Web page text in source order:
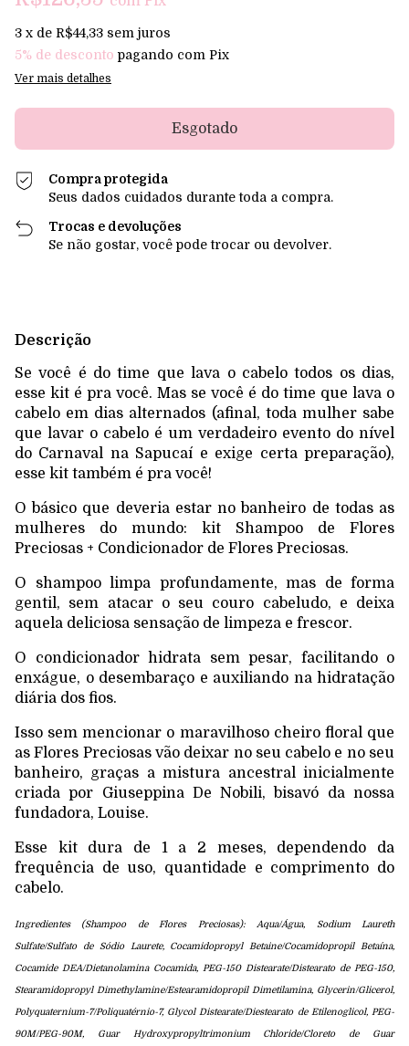
3 x de R$44,33 sem juros
5% de desconto pagando com Pix
Ver mais detalhes
Compra protegida
Seus dados cuidados durante toda a compra.
Trocas e devoluções
Se não gostar, você pode trocar ou devolver.
Descrição
Se você é do time que lava o cabelo todos os dias,
esse kit é pra você. Mas se você é do time que lava o
cabelo em dias alternados (afinal, toda mulher sabe
que lavar o cabelo é um verdadeiro evento do nível
do Carnaval na Sapucaí e exige certa preparação),
esse kit também é pra você!
O básico que deveria estar no banheiro de todas as
mulheres do mundo: kit Shampoo de Flores
Preciosas + Condicionador de Flores Preciosas.
O shampoo limpa profundamente, mas de forma
gentil, sem atacar o seu couro cabeludo, e deixa
aquela deliciosa sensação de limpeza e frescor.
O condicionador hidrata sem pesar, facilitando o
enxágue, o desembaraço e auxiliando na hidratação
diária dos fios.
Isso sem mencionar o maravilhoso cheiro floral que
as Flores Preciosas vão deixar no seu cabelo e no seu
banheiro, graças a mistura ancestral inicialmente
criada por Giuseppina De Nobili, bisavó da nossa
fundadora, Louise.
Esse kit dura de 1 a 2 meses, dependendo da
frequência de uso, quantidade e comprimento do
cabelo.
Ingredientes (Shampoo de Flores Preciosas): Aqua/Água, Sodium Laureth
Sulfate/Sulfato de Sódio Laurete, Cocamidopropyl Betaine/Cocamidopropil Betaína,
Cocamide DEA/Dietanolamina Cocamida, PEG-150 Distearate/Distearato de PEG-150,
Stearamidopropyl Dimethylamine/Estearamidopropil Dimetilamina, Glycerin/Glicerol,
Polyquaternium-7/Poliquatérnio-7, Glycol Distearate/Diestearato de Etilenoglicol, PEG-
90M/PEG-90M, Guar Hydroxypropyltrimonium Chloride/Cloreto de Guar